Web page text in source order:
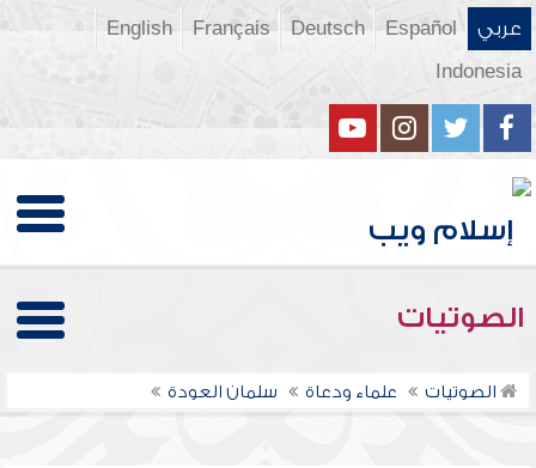
عربي Español
Deutsch
Français
English
Indonesia
الصوتيات
الصوتيات علماء ودعاة سلمان العودة